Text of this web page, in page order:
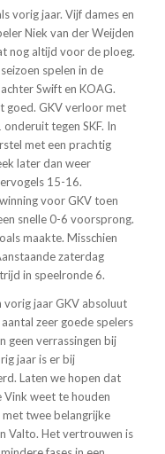
vorig jaar. Vijf dames en
Niek van der Weijden
nog altijd voor de ploeg.
spelen in de
Swift en KOAG.
goed. GKV verloor met
tegen SKF. In
met een prachtig
later dan weer
15-16.
voor GKV toen
snelle 0-6 voorsprong.
maakte. Misschien
zaterdag
in speelronde 6.
jaar GKV absoluut
zeer goede spelers
geen verrassingen bij
jaar is er bij
Laten we hopen dat
Vink weet te houden
met twee belangrijke
Valto. Het vertrouwen is